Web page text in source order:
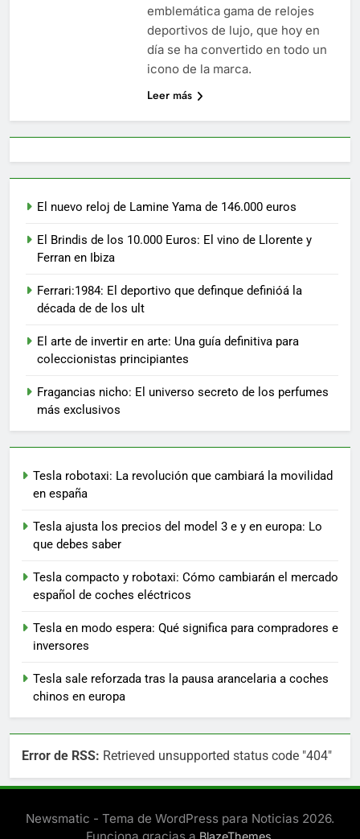
emblemática gama de relojes
deportivos de lujo, que hoy en
día se ha convertido en todo un
icono de la marca.
Leer más
El nuevo reloj de Lamine Yama de 146.000 euros
El Brindis de los 10.000 Euros: El vino de Llorente y
Ferran en Ibiza
Ferrari:1984: El deportivo que definque definióá la
década de de los ult
El arte de invertir en arte: Una guía definitiva para
coleccionistas principiantes
Fragancias nicho: El universo secreto de los perfumes
más exclusivos
Tesla robotaxi: La revolución que cambiará la movilidad
en españa
Tesla ajusta los precios del model 3 e y en europa: Lo
que debes saber
Tesla compacto y robotaxi: Cómo cambiarán el mercado
español de coches eléctricos
Tesla en modo espera: Qué significa para compradores e
inversores
Tesla sale reforzada tras la pausa arancelaria a coches
chinos en europa
Error de RSS: Retrieved unsupported status code "404"
Newsmatic - Tema de WordPress para Noticias 2026.
BlazeThemes